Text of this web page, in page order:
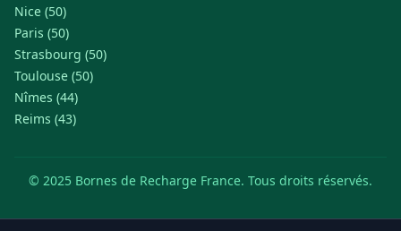
Nice (50)
Paris (50)
Strasbourg (50)
Toulouse (50)
Nîmes (44)
Reims (43)
© 2025 Bornes de Recharge France. Tous droits réservés.